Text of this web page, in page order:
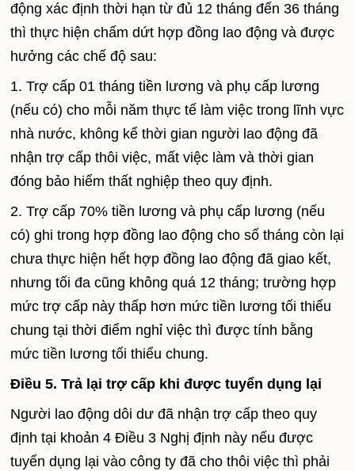
động xác định thời hạn từ đủ 12 tháng đến 36 tháng
thì thực hiện chấm dứt hợp đồng lao động và được
hưởng các chế độ sau:
1. Trợ cấp 01 tháng tiền lương và phụ cấp lương
(nếu có) cho mỗi năm thực tế làm việc trong lĩnh vực
nhà nước, không kể thời gian người lao động đã
nhận trợ cấp thôi việc, mất việc làm và thời gian
đóng bảo hiểm thất nghiệp theo quy định.
2. Trợ cấp 70% tiền lương và phụ cấp lương (nếu
có) ghi trong hợp đồng lao động cho số tháng còn lại
chưa thực hiện hết hợp đồng lao động đã giao kết,
nhưng tối đa cũng không quá 12 tháng; trường hợp
mức trợ cấp này thấp hơn mức tiền lương tối thiểu
chung tại thời điểm nghỉ việc thì được tính bằng
mức tiền lương tối thiểu chung.
Điều 5. Trả lại trợ cấp khi được tuyển dụng lại
Người lao động dôi dư đã nhận trợ cấp theo quy
định tại khoản 4 Điều 3 Nghị định này nếu được
tuyển dụng lại vào công ty đã cho thôi việc thì phải